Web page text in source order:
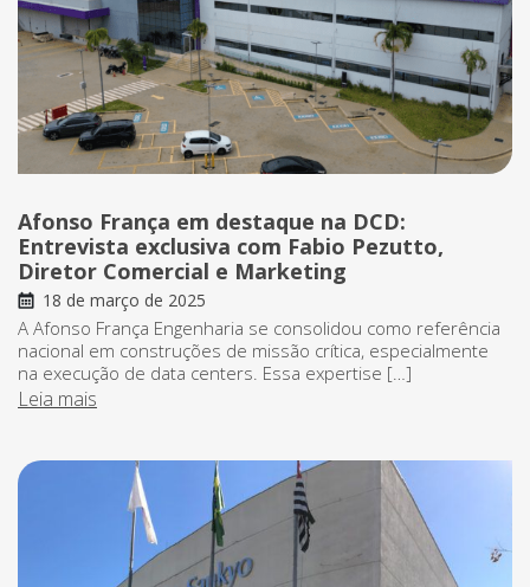
Afonso França em destaque na DCD:
Entrevista exclusiva com Fabio Pezutto,
Diretor Comercial e Marketing
18 de março de 2025
A Afonso França Engenharia se consolidou como referência
nacional em construções de missão crítica, especialmente
na execução de data centers. Essa expertise […]
Leia mais